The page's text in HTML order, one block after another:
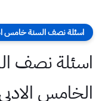
اسئلة نصف السنة خامس
اسئلة نصف
الخامس